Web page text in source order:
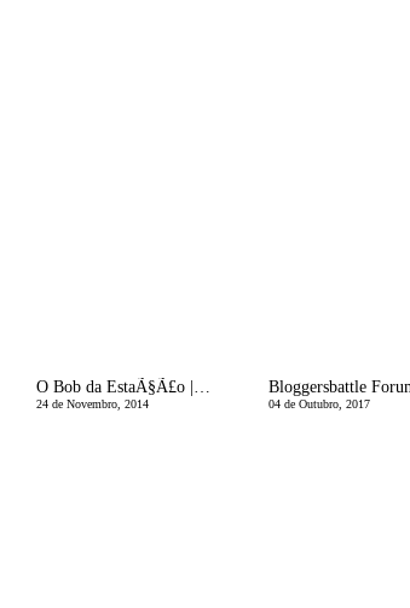
O Bob da EstaÃ§Ã£o | Long, Short, Messy, Straight
24 de Novembro, 2014 04 de Outubro, 2017